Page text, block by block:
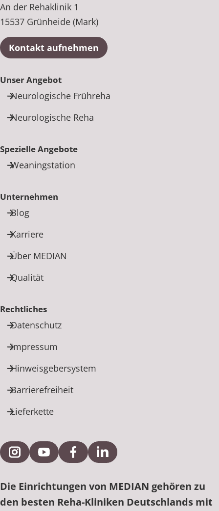
An der Rehaklinik 1
15537 Grünheide (Mark)
Kontakt aufnehmen
Unser Angebot
Neurologische Frühreha
Neurologische Reha
Spezielle Angebote
Weaningstation
Unternehmen
Blog
Karriere
Über MEDIAN
Qualität
Rechtliches
Datenschutz
Impressum
Hinweisgebersystem
Barrierefreiheit
Lieferkette
Externe Verlinkung zu Instagram
Externe Verlinkung zu YouTube
Externe Verlinkung zu Facebook
Externe Verlinkung zu
Die Einrichtungen von MEDIAN gehören zu
den besten Reha-Kliniken Deutschlands mit